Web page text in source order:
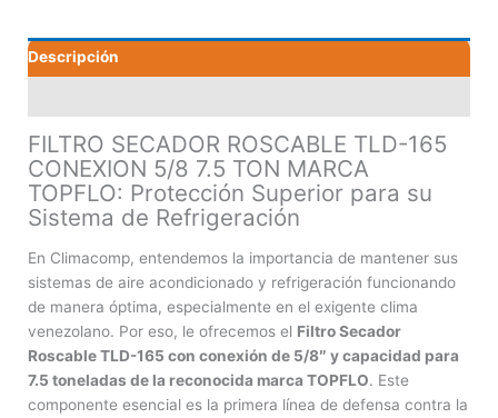
7.5
TON
cantidad
Descripción
FILTRO SECADOR ROSCABLE TLD-165
CONEXION 5/8 7.5 TON MARCA
TOPFLO: Protección Superior para su
Sistema de Refrigeración
En Climacomp, entendemos la importancia de mantener sus
sistemas de aire acondicionado y refrigeración funcionando
de manera óptima, especialmente en el exigente clima
venezolano. Por eso, le ofrecemos el Filtro Secador
Roscable TLD-165 con conexión de 5/8″ y capacidad para
7.5 toneladas de la reconocida marca TOPFLO. Este
componente esencial es la primera línea de defensa contra la